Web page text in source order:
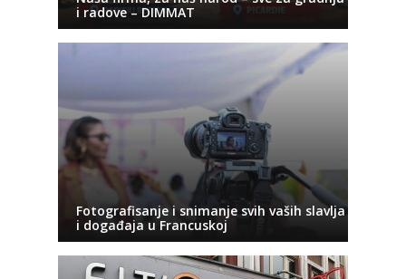
i radove – DIMMAT
Fotografisanje i snimanje svih vaših slavlja
i događaja u Francuskoj